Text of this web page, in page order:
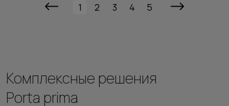
1 2 3 4 5
Комплексные решения
Porta prima